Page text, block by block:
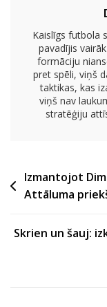
Kaislīgs futbola
pavadījis
formāciju
pret spēli, viņš
taktikas, kas
viņš nav
stratēģiju
Post
navigation
Izmantojot
Attāluma
Skrien un šauj: